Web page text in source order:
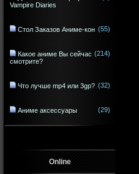
Vampire Diaries
Стол Заказов Аниме-кон (55)
Какое аниме Вы сейчас
смотрите?
(214)
Что лучше mp4 или 3gp? (32)
Аниме аксессуары (29)
Online